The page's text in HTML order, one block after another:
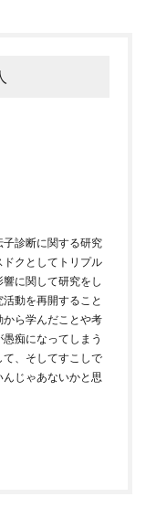
子診断に関する研究
クとしてトリプル
に関して研究をし
動を再開すること
ら学んだことや考
痴になってしまう
、そしてすこしで
じゃあないかと思